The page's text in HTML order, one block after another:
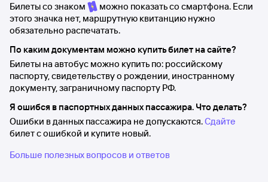
Билеты со знаком
можно показать со смартфона. Если
этого значка нет, маршрутную квитанцию нужно
обязательно распечатать.
По каким документам можно купить билет на сайте?
Билеты на автобус можно купить по: российскому
паспорту, свидетельству о рождении, иностранному
документу, заграничному паспорту РФ.
Я ошибся в паспортных данных пассажира. Что делать?
Ошибки в данных пассажира не допускаются.Сдайте
билет с ошибкой и купите новый.
Больше полезных вопросов и ответов